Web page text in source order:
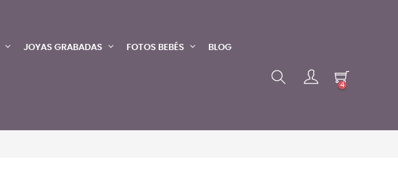
JOYAS GRABADAS FOTOS BEBÉS BLOG
4